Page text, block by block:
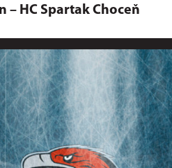
– HC Spartak Choceň